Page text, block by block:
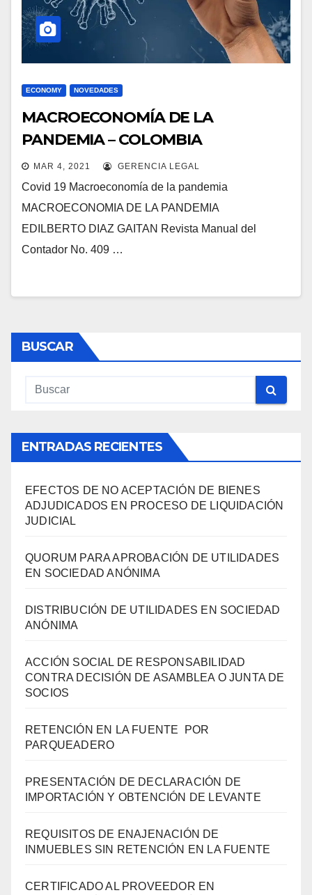
ECONOMY NOVEDADES
MACROECONOMÍA DE LA
PANDEMIA – COLOMBIA
MAR 4, 2021 GERENCIA LEGAL
Covid 19 Macroeconomía de la pandemia
MACROECONOMIA DE LA PANDEMIA
EDILBERTO DIAZ GAITAN Revista Manual del
Contador No. 409 …
BUSCAR
ENTRADAS RECIENTES
EFECTOS DE NO ACEPTACIÓN DE BIENES
ADJUDICADOS EN PROCESO DE LIQUIDACIÓN
JUDICIAL
QUORUM PARA APROBACIÓN DE UTILIDADES
EN SOCIEDAD ANÓNIMA
DISTRIBUCIÓN DE UTILIDADES EN SOCIEDAD
ANÓNIMA
ACCIÓN SOCIAL DE RESPONSABILIDAD
CONTRA DECISIÓN DE ASAMBLEA O JUNTA DE
SOCIOS
RETENCIÓN EN LA FUENTE POR
PARQUEADERO
PRESENTACIÓN DE DECLARACIÓN DE
IMPORTACIÓN Y OBTENCIÓN DE LEVANTE
REQUISITOS DE ENAJENACIÓN DE
INMUEBLES SIN RETENCIÓN EN LA FUENTE
CERTIFICADO AL PROVEEDOR EN